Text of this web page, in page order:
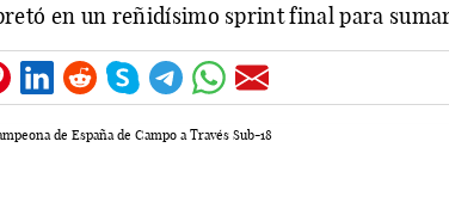
en un reñidísimo sprint final para